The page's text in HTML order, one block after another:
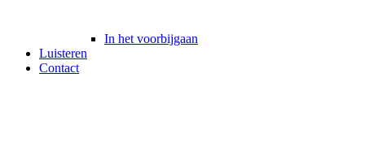
In het voorbijgaan
Luisteren
Contact